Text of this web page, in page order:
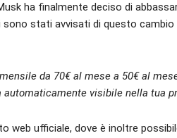
ha finalmente deciso di
sono stati avvisati di questo
da 70€ al mese a 50€ al
visibile nella tua
ufficiale, dove è inoltre